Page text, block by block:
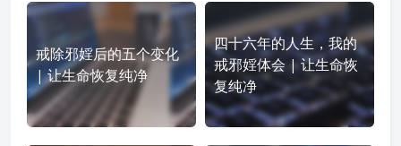
戒除邪婬后的五个变化
| 让生命恢复纯净
四十六年的人生，我的
戒邪婬体会 | 让生命恢
复纯净